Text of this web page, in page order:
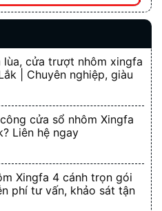
cửa trượt nhôm xingfa
| Chuyên nghiệp, giàu
cửa sổ nhôm Xingfa
Liên hệ ngay
Xingfa 4 cánh trọn gói
phí tư vấn, khảo sát tận